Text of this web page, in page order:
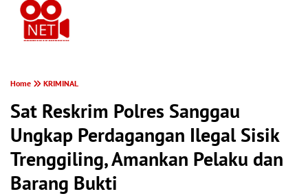
Home KRIMINAL
Sat Reskrim Polres Sanggau
Ungkap Perdagangan Ilegal Sisik
Trenggiling, Amankan Pelaku dan
Barang Bukti